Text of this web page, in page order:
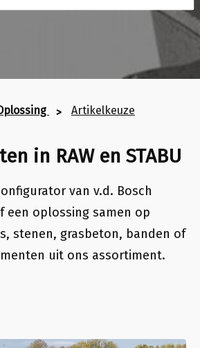
Artikelkeuze
in RAW en STABU
van v.d. Bosch
een oplossing samen op
stenen, grasbeton, banden of
uit ons assortiment.